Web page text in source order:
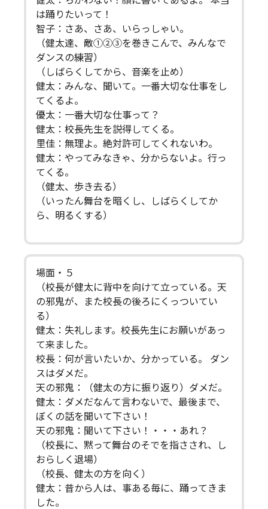
は踊りたいって！
智子：さあ、さあ、いらっしゃい。
（健太達、敵①②③を巻きこんで、みんなで
ダンスの練習）
（しばらくしてから、音楽を止め）
健太：みんな、聞いて。一番大切な仕事をし
てくるよ。
優太：一番大切な仕事って？
健太：校長先生を説得してくる。
里佳：無理よ。絶対許可してくれないわ。
健太：やってみなきゃ、分からないよ。行っ
てくる。
（健太、歩き去る）
（いったん舞台を暗くし、しばらくしてか
ら、明るくする）
場面・５
（校長が健太に背中を向けて立っている。天
の邪鬼が、また校長の後ろにくっついてい
る）
健太：失礼します。校長先生にお願いがあっ
て来ました。
校長：何が言いたいか、分かっている。 ダン
スはダメだ。
天の邪鬼：（健太の方に振り返り）ダメだ。
健太：ダメだなんて言わないで、最後まで、
ぼくの話を聞いて下さい！
天の邪鬼：聞いて下さい！・・・あれ？
（校長に、黙って舞台のそでを指さされ、し
おらしく退場）
（校長、健太の方を向く）
健太：昔から人は、事ある毎に、踊ってきま
した。